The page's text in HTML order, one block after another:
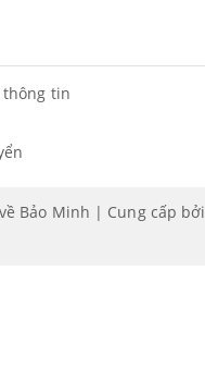
thông tin
Bảo Minh | Cung cấp bởi